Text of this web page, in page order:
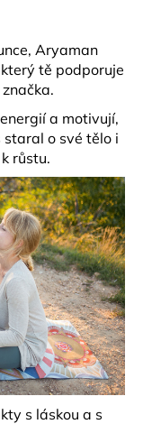
Aryaman
tě podporuje
a motivují,
o své tělo i
růstu.
s láskou a s